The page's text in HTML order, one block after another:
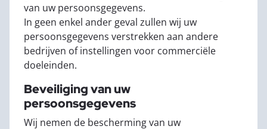
van uw persoonsgegevens.
In geen enkel ander geval zullen wij uw
persoonsgegevens verstrekken aan andere
bedrijven of instellingen voor commerciële
doeleinden.
Beveiliging van uw
persoonsgegevens
Wij nemen de bescherming van uw